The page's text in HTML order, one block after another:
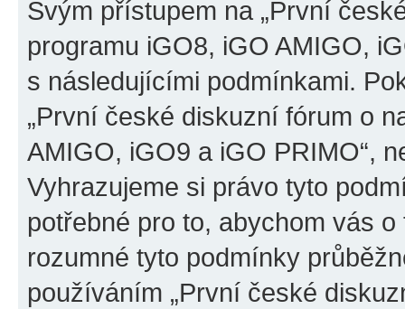
Svým přístupem na „První
programu iGO8, iGO AMIGO,
s následujícími podmínkami.
„První české diskuzní fórum o
AMIGO, iGO9 a iGO PRIMO“,
Vyhrazujeme si právo tyto
potřebné pro to, abychom vás
rozumné tyto podmínky
používáním „První české